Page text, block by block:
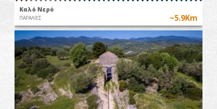
Καλό Nερό
ΠΑΡΑΛΙΕΣ ~5.9Km